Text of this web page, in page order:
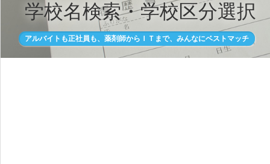
学校名検索・学校区分選択
アルバイトも正社員も、薬剤師からＩＴまで、みんなにベストマッチ